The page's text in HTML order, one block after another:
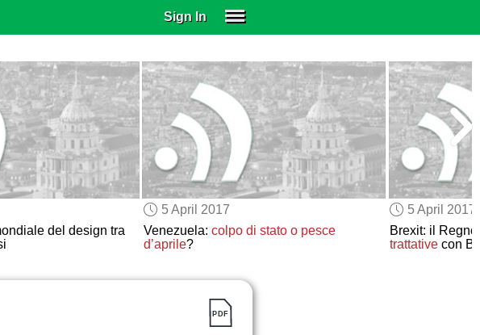
Sign In
SUBSCRIBE
EDUCATIONAL LICENSES
GIFT CARDS
OTHER LANGUAGES
ABOUT US
ALEXA
ADJUST COLORS
del design tra
5 April 2017
Venezuela: colpo di stato o pesce
d’aprile?
5 April 2017
Brexit: il
trattative con